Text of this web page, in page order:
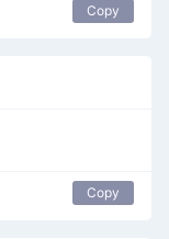
Copy
Copy